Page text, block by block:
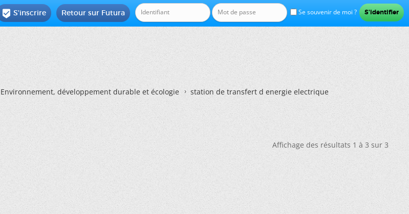
Se souvenir de moi ?
Retour sur Futura
 S'inscrire
Environnement, développement durable et écologie station de transfert d energie electrique
Affichage des résultats 1 à 3 sur 3